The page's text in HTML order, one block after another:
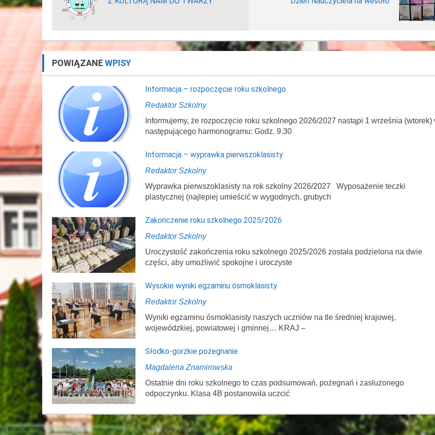
POWIĄZANEWPISY
Informacja – rozpoczęcie roku szkolnego
Redaktor Szkolny
Informujemy, że rozpoczęcie roku szkolnego 2026/2027 nastąpi 1 września (wtorek)
następującego harmonogramu: Godz. 9.30
Informacja – wyprawka pierwszoklasisty
Redaktor Szkolny
Wyprawka pierwszoklasisty na rok szkolny 2026/2027 Wyposażenie teczki
plastycznej (najlepiej umieścić w wygodnych, grubych
Zakończenie roku szkolnego 2025/2026
Redaktor Szkolny
Uroczystość zakończenia roku szkolnego 2025/2026 została podzielona na dwie
części, aby umożliwić spokojne i uroczyste
Wysokie wyniki egzaminu ósmoklasisty
Redaktor Szkolny
Wyniki egzaminu ósmoklasisty naszych uczniów na tle średniej krajowej,
wojewódzkiej, powiatowej i gminnej… KRAJ –
Słodko-gorzkie pożegnanie
Magdalena Znamirowska
Ostatnie dni roku szkolnego to czas podsumowań, pożegnań i zasłużonego
odpoczynku. Klasa 4B postanowiła uczcić